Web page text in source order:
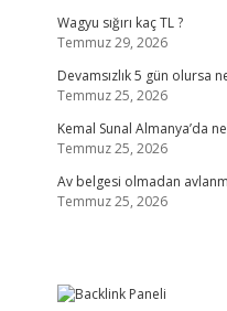
Wagyu sığırı kaç TL ?
Temmuz 29, 2026
Devamsızlık 5 gün olursa
Temmuz 25, 2026
Kemal Sunal Almanya’da
Temmuz 25, 2026
Av belgesi olmadan
Temmuz 25, 2026